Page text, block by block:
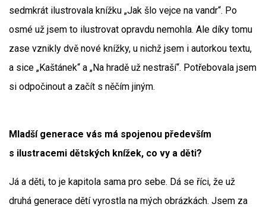
sedmkrát ilustrovala knížku „Jak šlo vejce na vandr“. Po
osmé už jsem to ilustrovat opravdu nemohla. Ale díky tomu
zase vznikly dvě nové knížky, u nichž jsem i autorkou textu,
a sice „Kaštánek“ a „Na hradě už nestraší“. Potřebovala jsem
si odpočinout a začít s něčím jiným.
Mladší generace vás má spojenou především
s ilustracemi dětských knížek, co vy a děti?
Já a děti, to je kapitola sama pro sebe. Dá se říci, že už
druhá generace dětí vyrostla na mých obrázkách. Jsem za